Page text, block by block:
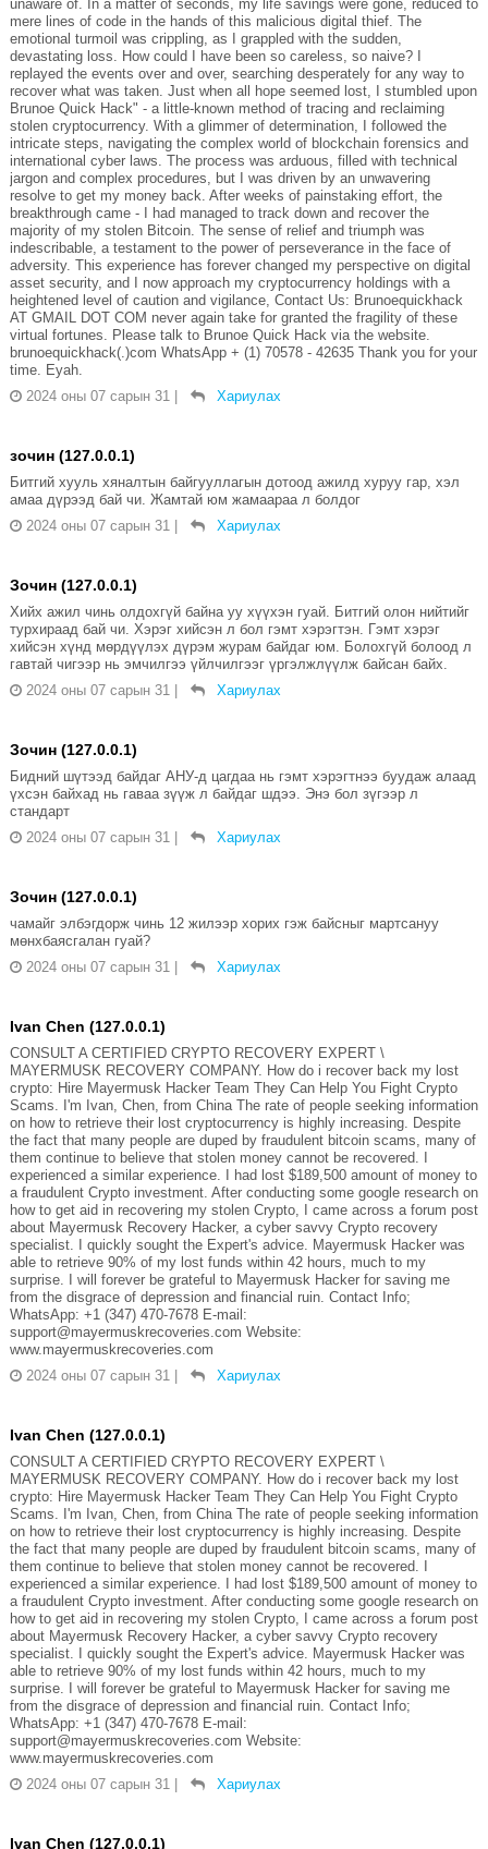
unaware of. In a matter of seconds, my life savings were gone, reduced to
mere lines of code in the hands of this malicious digital thief. The
emotional turmoil was crippling, as I grappled with the sudden,
devastating loss. How could I have been so careless, so naive? I
replayed the events over and over, searching desperately for any way to
recover what was taken. Just when all hope seemed lost, I stumbled upon
Brunoe Quick Hack" - a little-known method of tracing and reclaiming
stolen cryptocurrency. With a glimmer of determination, I followed the
intricate steps, navigating the complex world of blockchain forensics and
international cyber laws. The process was arduous, filled with technical
jargon and complex procedures, but I was driven by an unwavering
resolve to get my money back. After weeks of painstaking effort, the
breakthrough came - I had managed to track down and recover the
majority of my stolen Bitcoin. The sense of relief and triumph was
indescribable, a testament to the power of perseverance in the face of
adversity. This experience has forever changed my perspective on digital
asset security, and I now approach my cryptocurrency holdings with a
heightened level of caution and vigilance, Contact Us: Brunoequickhack
AT GMAIL DOT COM never again take for granted the fragility of these
virtual fortunes. Please talk to Brunoe Quick Hack via the website.
brunoequickhack(.)com WhatsApp + (1) 70578 - 42635 Thank you for your
time. Eyah.
2024 оны 07 сарын 31
Хариулах
зочин (127.0.0.1)
Битгий хууль хяналтын байгууллагын дотоод ажилд хуруу гар, хэл
амаа дүрээд бай чи. Жамтай юм жамаараа л болдог
2024 оны 07 сарын 31
Хариулах
Зочин (127.0.0.1)
Хийх ажил чинь олдохгүй байна уу хүүхэн гуай. Битгий олон нийтийг
турхираад бай чи. Хэрэг хийсэн л бол гэмт хэрэгтэн. Гэмт хэрэг
хийсэн хүнд мөрдүүлэх дүрэм журам байдаг юм. Болохгүй болоод л
гавтай чигээр нь эмчилгээ үйлчилгээг үргэлжлүүлж байсан байх.
2024 оны 07 сарын 31
Хариулах
Зочин (127.0.0.1)
Бидний шүтээд байдаг АНУ-д цагдаа нь гэмт хэрэгтнээ буудаж алаад
үхсэн байхад нь гаваа зүүж л байдаг шдээ. Энэ бол зүгээр л
стандарт
2024 оны 07 сарын 31
Хариулах
Зочин (127.0.0.1)
чамайг элбэгдорж чинь 12 жилээр хорих гэж байсныг мартсануу
мөнхбаясгалан гуай?
2024 оны 07 сарын 31
Хариулах
Ivan Chen (127.0.0.1)
CONSULT A CERTIFIED CRYPTO RECOVERY EXPERT \
MAYERMUSK RECOVERY COMPANY. How do i recover back my lost
crypto: Hire Mayermusk Hacker Team They Can Help You Fight Crypto
Scams. I'm Ivan, Chen, from China The rate of people seeking information
on how to retrieve their lost cryptocurrency is highly increasing. Despite
the fact that many people are duped by fraudulent bitcoin scams, many of
them continue to believe that stolen money cannot be recovered. I
experienced a similar experience. I had lost $189,500 amount of money to
a fraudulent Crypto investment. After conducting some google research on
how to get aid in recovering my stolen Crypto, I came across a forum post
about Mayermusk Recovery Hacker, a cyber savvy Crypto recovery
specialist. I quickly sought the Expert's advice. Mayermusk Hacker was
able to retrieve 90% of my lost funds within 42 hours, much to my
surprise. I will forever be grateful to Mayermusk Hacker for saving me
from the disgrace of depression and financial ruin. Contact Info;
WhatsApp: +1 (347) 470-7678 E-mail:
support@mayermuskrecoveries.com Website:
www.mayermuskrecoveries.com
2024 оны 07 сарын 31
Хариулах
Ivan Chen (127.0.0.1)
CONSULT A CERTIFIED CRYPTO RECOVERY EXPERT \
MAYERMUSK RECOVERY COMPANY. How do i recover back my lost
crypto: Hire Mayermusk Hacker Team They Can Help You Fight Crypto
Scams. I'm Ivan, Chen, from China The rate of people seeking information
on how to retrieve their lost cryptocurrency is highly increasing. Despite
the fact that many people are duped by fraudulent bitcoin scams, many of
them continue to believe that stolen money cannot be recovered. I
experienced a similar experience. I had lost $189,500 amount of money to
a fraudulent Crypto investment. After conducting some google research on
how to get aid in recovering my stolen Crypto, I came across a forum post
about Mayermusk Recovery Hacker, a cyber savvy Crypto recovery
specialist. I quickly sought the Expert's advice. Mayermusk Hacker was
able to retrieve 90% of my lost funds within 42 hours, much to my
surprise. I will forever be grateful to Mayermusk Hacker for saving me
from the disgrace of depression and financial ruin. Contact Info;
WhatsApp: +1 (347) 470-7678 E-mail:
support@mayermuskrecoveries.com Website:
www.mayermuskrecoveries.com
2024 оны 07 сарын 31
Хариулах
Ivan Chen (127.0.0.1)